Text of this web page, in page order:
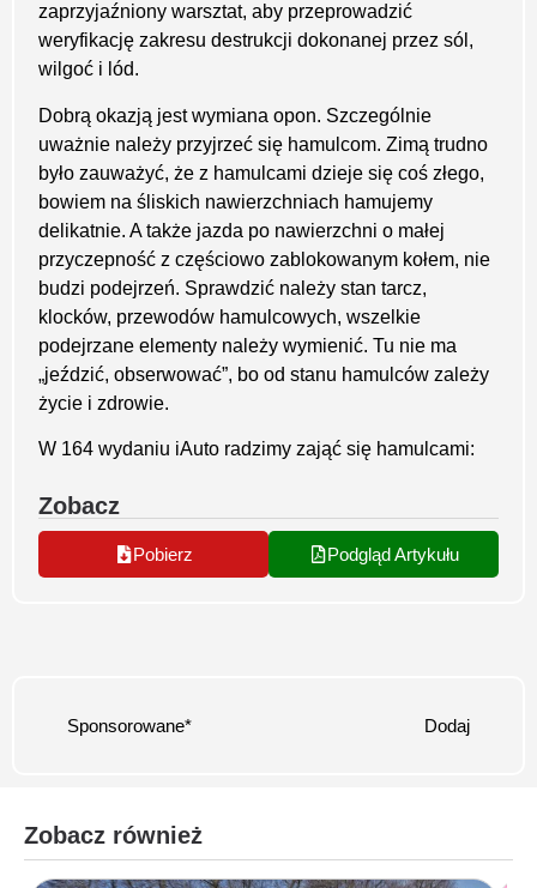
zaprzyjaźniony warsztat, aby przeprowadzić
weryfikację zakresu destrukcji dokonanej przez sól,
wilgoć i lód.
Dobrą okazją jest wymiana opon. Szczególnie
uważnie należy przyjrzeć się hamulcom. Zimą trudno
było zauważyć, że z hamulcami dzieje się coś złego,
bowiem na śliskich nawierzchniach hamujemy
delikatnie. A także jazda po nawierzchni o małej
przyczepność z częściowo zablokowanym kołem, nie
budzi podejrzeń. Sprawdzić należy stan tarcz,
klocków, przewodów hamulcowych, wszelkie
podejrzane elementy należy wymienić. Tu nie ma
„jeździć, obserwować”, bo od stanu hamulców zależy
życie i zdrowie.
W 164 wydaniu iAuto radzimy zająć się hamulcami:
Zobacz
Pobierz Podgląd Artykułu
Sponsorowane* Dodaj
Zobacz również